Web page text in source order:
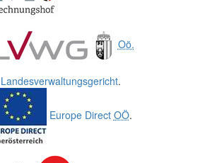
Oö.
Landesverwaltungsgericht.
Europe Direct OÖ.